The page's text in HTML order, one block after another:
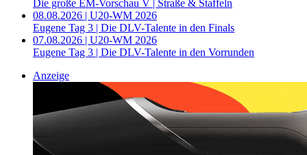
Die große EM-Vorschau V | Straße & Staffeln
08.08.2026 | U20-WM 2026
Eugene Tag 3 | Die DLV-Talente in den Finals
07.08.2026 | U20-WM 2026
Eugene Tag 3 | Die DLV-Talente in den Vorrunden
Anzeige